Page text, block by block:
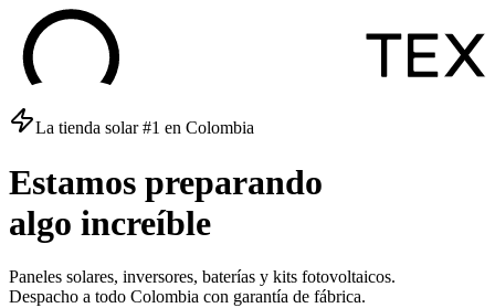
La tienda solar #1 en Colombia
Estamos preparando
algo increíble
Paneles solares, inversores, baterías y kits fotovoltaicos.
Despacho a todo Colombia con garantía de fábrica.